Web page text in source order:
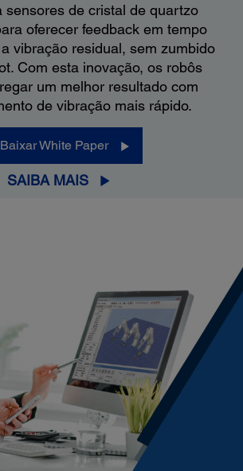
sensores de cristal de quartzo
oferecer feedback em tempo
vibração residual, sem zumbido
Com esta inovação, os robôs
um melhor resultado com
de vibração mais rápido.
Baixar White Paper
SAIBA MAIS